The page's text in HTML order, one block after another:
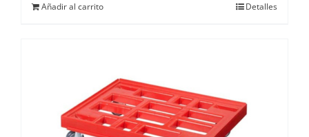
Añadir al carrito Detalles